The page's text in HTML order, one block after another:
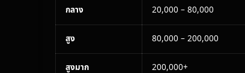
กลาง 20,000 – 80,000
สูง 80,000 – 200,000
สูงมาก 200,000+